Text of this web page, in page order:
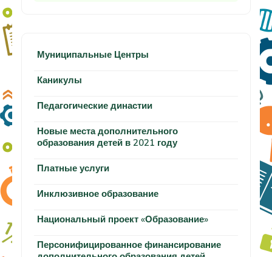
Муниципальные Центры
Каникулы
Педагогические династии
Новые места дополнительного
образования детей в 2021 году
Платные услуги
Инклюзивное образование
Национальный проект «Образование»
Персонифицированное финансирование